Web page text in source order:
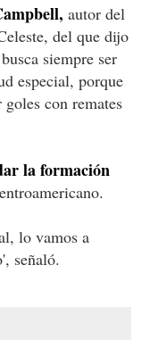
autor del
del que dijo
siempre ser
especial, porque
con remates
la formación
lo vamos a
señaló.